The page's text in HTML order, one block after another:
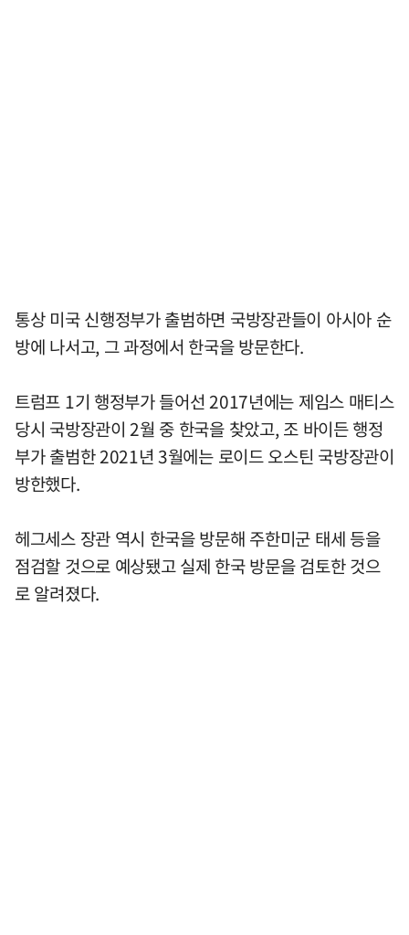
통상 미국 신행정부가 출범하면 국방장관들이 아시아 순
방에 나서고, 그 과정에서 한국을 방문한다.
트럼프 1기 행정부가 들어선 2017년에는 제임스 매티스
당시 국방장관이 2월 중 한국을 찾았고, 조 바이든 행정
부가 출범한 2021년 3월에는 로이드 오스틴 국방장관이
방한했다.
헤그세스 장관 역시 한국을 방문해 주한미군 태세 등을
점검할 것으로 예상됐고 실제 한국 방문을 검토한 것으
로 알려졌다.